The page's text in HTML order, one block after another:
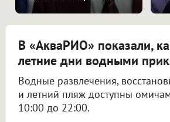
В «АкваРИО» показали,
летние дни водными
Водные развлечения,
и летний пляж доступны
10:00 до 22:00.